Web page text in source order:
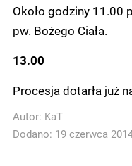
Około godziny 11.00
pw. Bożego Ciała.
13.00
Procesja dotarła już
Autor: KaT
Dodano: 19 czerwca